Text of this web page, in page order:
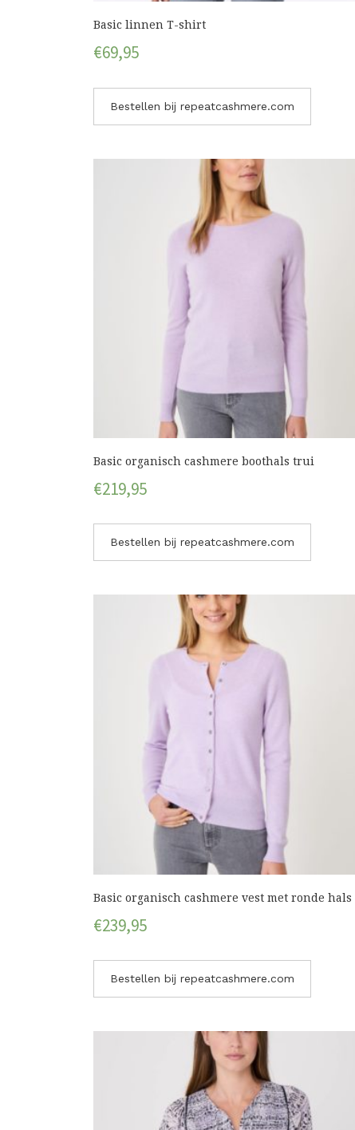
Basic linnen T-shirt
€69,95
Bestellen bij repeatcashmere.com
Basic organisch cashmere boothals trui
€219,95
Bestellen bij repeatcashmere.com
Basic organisch cashmere vest met ronde hals
€239,95
Bestellen bij repeatcashmere.com